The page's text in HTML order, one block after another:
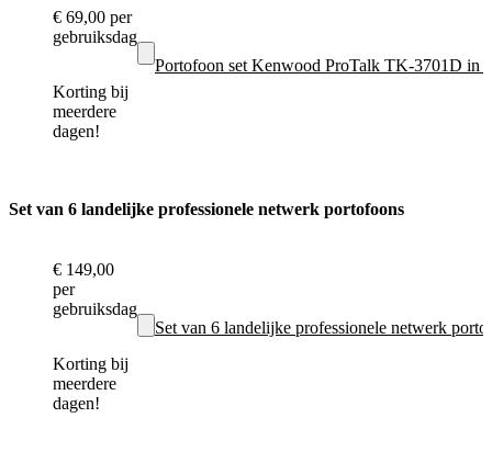
€ 69,00 per
gebruiksdag
Korting bij
meerdere
dagen!
Portofoon set Kenwood ProTalk TK-3701D in
Set van 6 landelijke professionele netwerk portofoons
€ 149,00
per
gebruiksdag
Korting bij
meerdere
dagen!
Set van 6 landelijke professionele netwerk